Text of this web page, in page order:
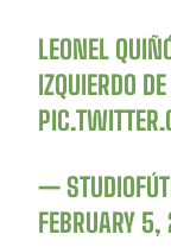
LEONEL
IZQUIERDO
—
FEBRUARY